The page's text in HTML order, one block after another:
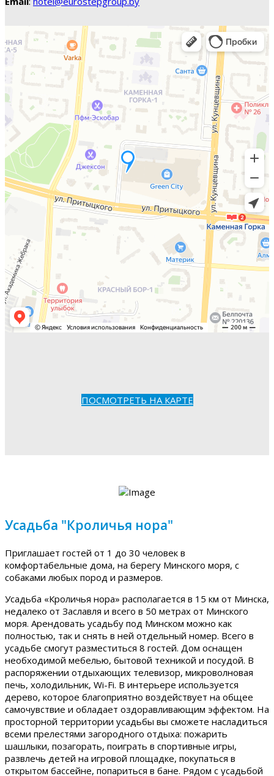
ПОСМОТРЕТЬ НА КАРТЕ
Усадьба "Кроличья нора"
Приглашает гостей от 1 до 30 человек в
комфортабельные дома, на берегу Минского моря, с
собаками любых пород и размеров.
Усадьба «Кроличья нора» располагается в 15 км от Минска,
недалеко от Заславля и всего в 50 метрах от Минского
моря. Арендовать усадьбу под Минском можно как
полностью, так и снять в ней отдельный номер. Всего в
усадьбе смогут разместиться 8 гостей. Дом оснащен
необходимой мебелью, бытовой техникой и посудой. В
распоряжении отдыхающих телевизор, микроволновая
печь, холодильник, Wi-Fi. В интерьере используется
дерево, которое благоприятно воздействует на общее
самочувствие и обладает оздоравливающим эффектом. На
просторной территории усадьбы вы сможете насладиться
всеми прелестями загородного отдыха: пожарить
шашлыки, позагорать, поиграть в спортивные игры,
развлечь детей на игровой площадке, покупаться в
открытом бассейне, попариться в бане. Рядом с усадьбой